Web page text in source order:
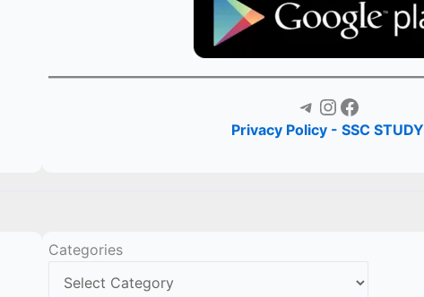
Telegram Instagram Facebook
Privacy Policy - SSC STUDY
Categories